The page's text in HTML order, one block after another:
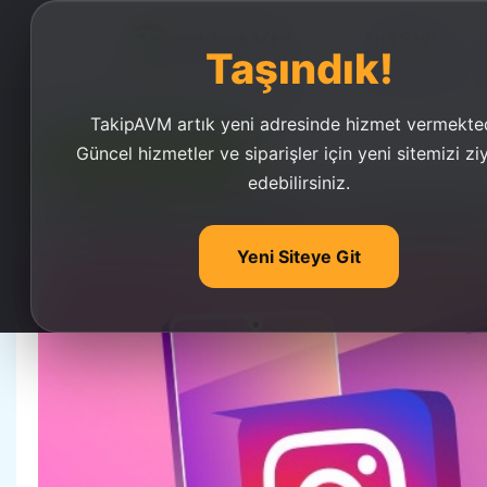
Taşındık!
TakipAVM artık yeni adresinde hizmet
Güncel hizmetler ve siparişler için yeni sitemizi
edebilirsiniz.
Yeni Siteye Git
Ucuz Takipçi Satın Al
İnstagram Nedir?